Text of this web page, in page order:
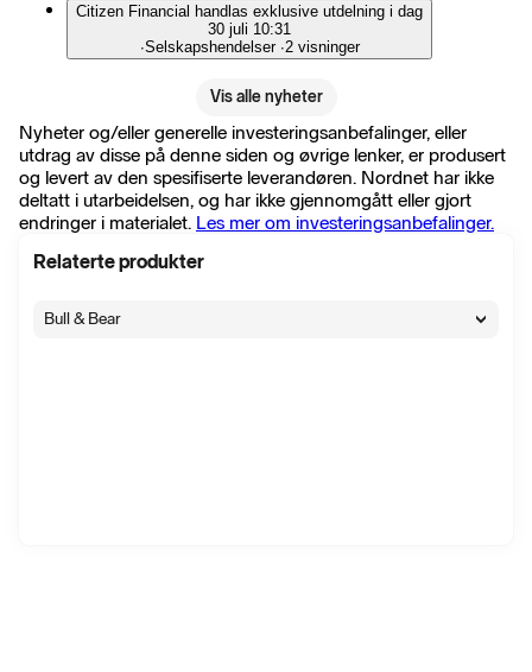
Citizen Financial handlas exklusive utdelning i dag
30 juli 10:31
∙Selskapshendelser ∙2 visninger
Vis alle nyheter
Nyheter og/eller generelle investeringsanbefalinger, eller
utdrag av disse på denne siden og øvrige lenker, er produsert
og levert av den spesifiserte leverandøren. Nordnet har ikke
deltatt i utarbeidelsen, og har ikke gjennomgått eller gjort
endringer i materialet. Les mer om investeringsanbefalinger.
Relaterte produkter
Bull & Bear